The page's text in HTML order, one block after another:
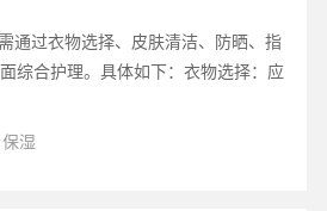
通过衣物选择、皮肤清洁、防晒、指
综合护理。具体如下：衣物选择：应
保湿